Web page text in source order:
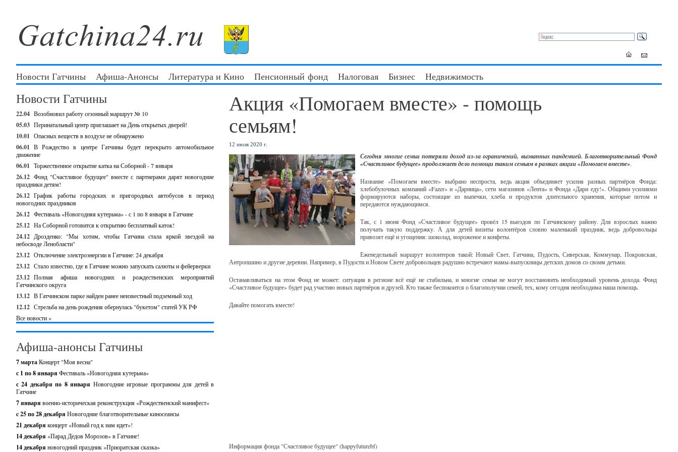
Новости Гатчины Афиша-Анонсы Литература и Кино Пенсионный фонд Налоговая Бизнес Недвижимость
Новости Гатчины
22.04 Возобновил работу сезонный маршрут № 10
05.03 Перинатальный центр приглашает на День открытых дверей!
10.01 Опасных веществ в воздухе не обнаружено
06.01 В Рождество в центре Гатчины будет перекрыто автомобильное
движение
06.01 Торжественное открытие катка на Соборной - 7 января
26.12 Фонд "Счастливое будущее" вместе с партнерами дарят новогодние
праздники детям!
26.12 График работы городских и пригородных автобусов в период
новогодних праздников
26.12 Фестиваль «Новогодняя кутерьма» - с 1 по 8 января в Гатчине
25.12 На Соборной готовится к открытию бесплатный каток!
24.12 Дрозденко: "Мы хотим, чтобы Гатчина стала яркой звездой на
небосводе Ленобласти"
23.12 Отключение электроэнергии в Гатчине: 24 декабря
23.12 Стало известно, где в Гатчине можно запускать салюты и фейерверки
23.12 Полная афиша новогодних и рождественских мероприятий
Гатчинского округа
13.12 В Гатчинском парке найден ранее неизвестный подземный ход
12.12 Стрельба на день рождения обернулась "букетом" статей УК РФ
Все новости »
Афиша-анонсы Гатчины
7 мартаКонцерт "Моя весна"
с 1 по 8 января Фестиваль «Новогодняя кутерьма»
с 24 декабря по 8 января Новогодние игровые программы для детей в
Гатчине
7 января военно-историческая реконструкция «Рождественский манифест»
c 25 по 28 декабря Новогодние благотворительные киносеансы
21 декабря концерт «Новый год к нам идет»!
14 декабря «Парад Дедов Морозов» в Гатчине!
14 декабря новогодний праздник «Приоратская сказка»
Акция «Помогаем вместе» - помощь
семьям!
12 июля 2020 г.
Сегодня многие семьи потеряли доход из-за ограничений, вызванных пандемией. Благотворительный Фонд
«Счастливое будущее» продолжает дело помощи таким семьям в рамках акции «Помогаем вместе».
Название «Помогаем вместе» выбрано неспроста, ведь акция объединяет усилия разных партнёров Фонда:
хлебобулочных компаний «Fazer» и «Дарница», сети магазинов «Лента» и Фонда «Дари еду!». Общими усилиями
формируются наборы, состоящие из выпечки, хлеба и продуктов длительного хранения, которые потом и
передаются нуждающимся.
Так, с 1 июня Фонд «Счастливое будущее» провёл 15 выездов по Гатчинскому району. Для взрослых важно
получать такую поддержку. А для детей визиты волонтёров словно маленький праздник, ведь добровольцы
привозят ещё и угощения: шоколад, мороженое и конфеты.
Еженедельный маршрут волонтеров такой: Новый Свет, Гатчина, Пудость, Сиверская, Коммунар, Покровская,
Антропшино и другие деревни. Например, в Пудости и Новом Свете добровольцев радушно встречают мамы-выпускницы детских домов со своим детьми.
Останавливаться на этом Фонд не может: ситуация в регионе всё ещё не стабильна, и многие семьи не могут восстановить необходимый уровень дохода. Фонд
«Счастливое будущее» будет рад участию новых партнёров и друзей. Кто также беспокоится о благополучии семей, тех, кому сегодня необходима наша помощь.
Давайте помогать вместе!
Информация фонда "Счастливое будущее" (happyfuturebf)